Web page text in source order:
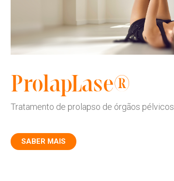
ProlapLase®
Tratamento de prolapso de órgãos pélvicos.
SABER MAIS